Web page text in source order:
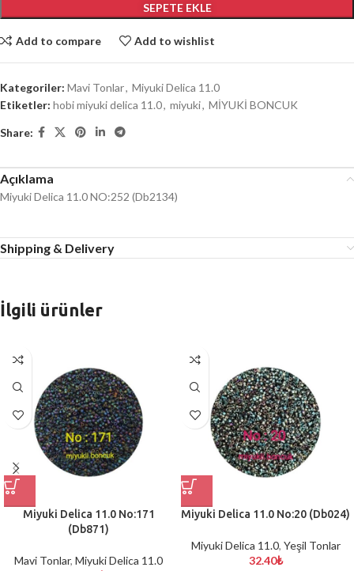
SEPETE EKLE
Add to compare Add to wishlist
Kategoriler: Mavi Tonlar, Miyuki Delica 11.0
Etiketler: hobi miyuki delica 11.0, miyuki, MİYUKİ BONCUK
Share:
Açıklama
Miyuki Delica 11.0 NO:252 (Db2134)
Shipping & Delivery
İlgili ürünler
Miyuki Delica 11.0 No:171
(Db871)
Mavi Tonlar, Miyuki Delica 11.0
Miyuki Delica 11.0 No:20 (Db024)
Miyuki Delica 11.0, Yeşil Tonlar
32.40₺